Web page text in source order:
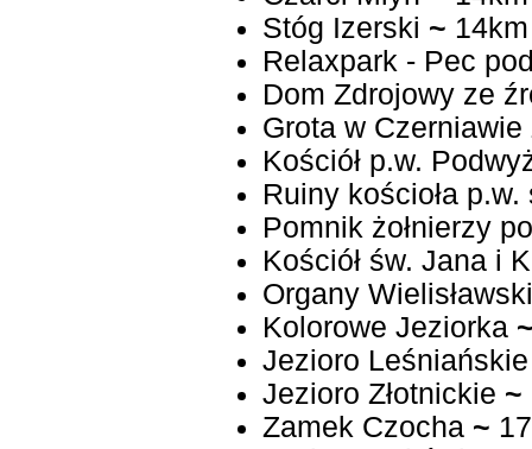
Stóg Izerski ~ 14km
Relaxpark - Pec
Dom Zdrojowy ze
Grota w Czerniawie
Kościół p.w.
Ruiny kościoła
Pomnik żołnierzy
Kościół św. Jana i
Organy
Kolorowe Jeziorka
Jezioro Leśniańskie
Jezioro Złotnickie ~
Zamek Czocha ~